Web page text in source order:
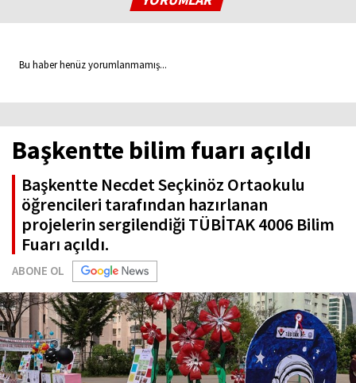
Bu haber henüz yorumlanmamış...
Başkentte bilim fuarı açıldı
Başkentte Necdet Seçkinöz Ortaokulu
öğrencileri tarafından hazırlanan
projelerin sergilendiği TÜBİTAK 4006 Bilim
Fuarı açıldı.
ABONE OL